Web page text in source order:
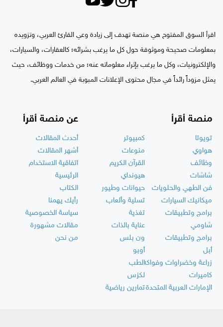
اقرأ السوق المفتوح هي منصة تهدف إلى زيادة وعي القارئ العربي، وتزويده
بمعلومات صحيحة وموثوقة حول كل ما يرغب بشرائه؛ كالعقارات، والسيارات،
والإلكترونيات، وكل ما يرغب بإثراء معلوماته عنه؛ من خدمات ووظائف، حيث
يمثل مزوداً رائداً في مجال محتوى الإعلانات المبوبة في العالم العربي.
منصة أقرأ
تويوتا
كمبيوتر
هواوي
منوعات
وظائف
القرآن الكريم
شاشات
هيونداي
فن الطهي والحلويات
حيوانات وطيور
ميكانيك السيارات
تسلية وألعاب
برامج وتطبيقات
تغذية
شاومي
عناية بالذات
برامج وتطبيقات
ون بلس
أبل
أوبو
زراعة وخضراوات وفواكهالطب
كاميرات
لكزس
الإمارات العربية المتحدةتمارين رياضية
عن منصة أقرأ
أحدث المقالات
أشهر المقالات
اتفاقية الاستخدام
الرئيسية
الكتاب
رأيك يهمنا
سياسة الخصوصية
مقالات مشهورة
من نحن